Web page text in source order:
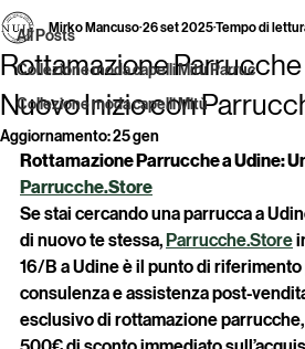
All Posts
Collezione moda capelli Mitù Parruc
Collezione moda capelli Mitù
All Posts
Rottamazione Parrucche
Nuovo Inizio con
Mirko Mancuso 26 set 2025Tempo di
Aggiornamento:25 gen
Rottamazione Parrucche a Udine:
Parrucche.Store
Se stai cercando una parrucca a
di nuovo te stessa, Parrucche.Store
16/B a Udine è il punto di
consulenza e assistenza post-